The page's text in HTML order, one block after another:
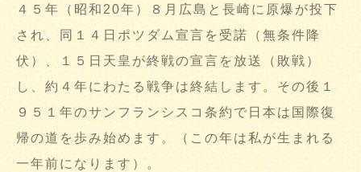
４５年（昭和20年）８月広島と長崎に原爆が投下
され、同１４日ポツダム宣言を受諾（無条件降
伏）、１５日天皇が終戦の宣言を放送（敗戦）
し、約４年にわたる戦争は終結します。その後１
９５１年のサンフランシスコ条約で日本は国際復
帰の道を歩み始めます。（この年は私が生まれる
一年前になります）。